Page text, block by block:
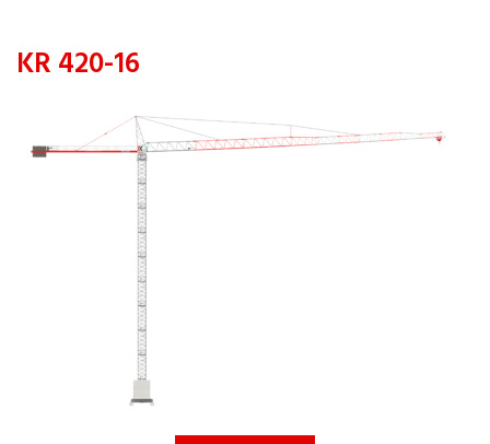
KR 420-16